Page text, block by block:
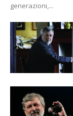
generazioni,...